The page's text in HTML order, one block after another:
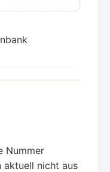
Nummer
aktuell nicht aus